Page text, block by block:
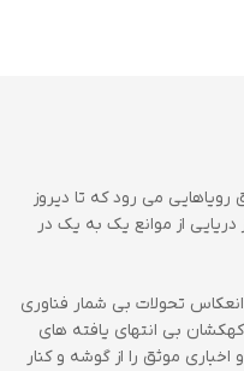
می رود که تا دیروز
از موانع یک به یک در
تحولات بی شمار فناوری
بی انتهای یافته های
موثق را از گوشه و کنار